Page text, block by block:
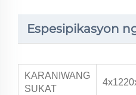
Espesipikasyon
KARANIWANG
SUKAT